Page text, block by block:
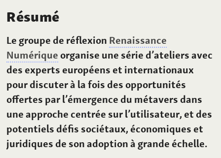
Résumé
Le groupe de réflexion Renaissance
Numérique organise une série d’ateliers avec
des experts européens et internationaux
pour discuter à la fois des opportunités
offertes par l’émergence du métavers dans
une approche centrée sur l’utilisateur, et des
potentiels défis sociétaux, économiques et
juridiques de son adoption à grande échelle.